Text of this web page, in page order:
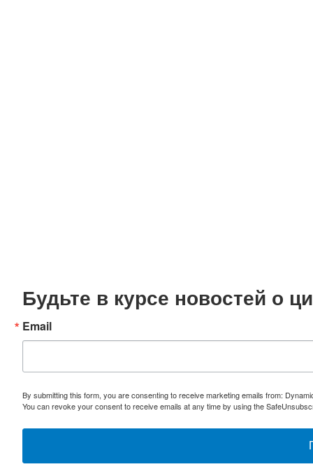
Будьте в курсе новостей о
Email
By submitting this form, you are consenting to receive marketing emails from:
You can revoke your consent to receive emails at any time by using the